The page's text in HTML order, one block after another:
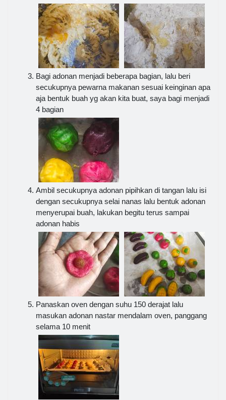
Bagi adonan menjadi beberapa bagian, lalu beri
secukupnya pewarna makanan sesuai keinginan apa
aja bentuk buah yg akan kita buat, saya bagi menjadi
4 bagian
Ambil secukupnya adonan pipihkan di tangan lalu isi
dengan secukupnya selai nanas lalu bentuk adonan
menyerupai buah, lakukan begitu terus sampai
adonan habis
Panaskan oven dengan suhu 150 derajat lalu
masukan adonan nastar mendalam oven, panggang
selama 10 menit